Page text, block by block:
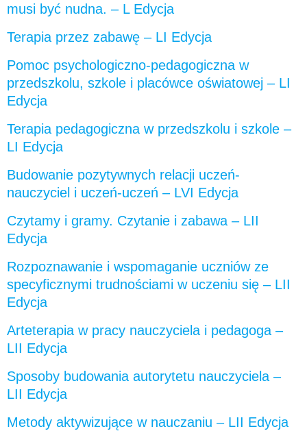
musi być nudna. – L Edycja
Terapia przez zabawę – LI Edycja
Pomoc psychologiczno-pedagogiczna w
przedszkolu, szkole i placówce oświatowej – LI
Edycja
Terapia pedagogiczna w przedszkolu i szkole –
LI Edycja
Budowanie pozytywnych relacji uczeń-
nauczyciel i uczeń-uczeń – LVI Edycja
Czytamy i gramy. Czytanie i zabawa – LII
Edycja
Rozpoznawanie i wspomaganie uczniów ze
specyficznymi trudnościami w uczeniu się – LII
Edycja
Arteterapia w pracy nauczyciela i pedagoga –
LII Edycja
Sposoby budowania autorytetu nauczyciela –
LII Edycja
Metody aktywizujące w nauczaniu – LII Edycja